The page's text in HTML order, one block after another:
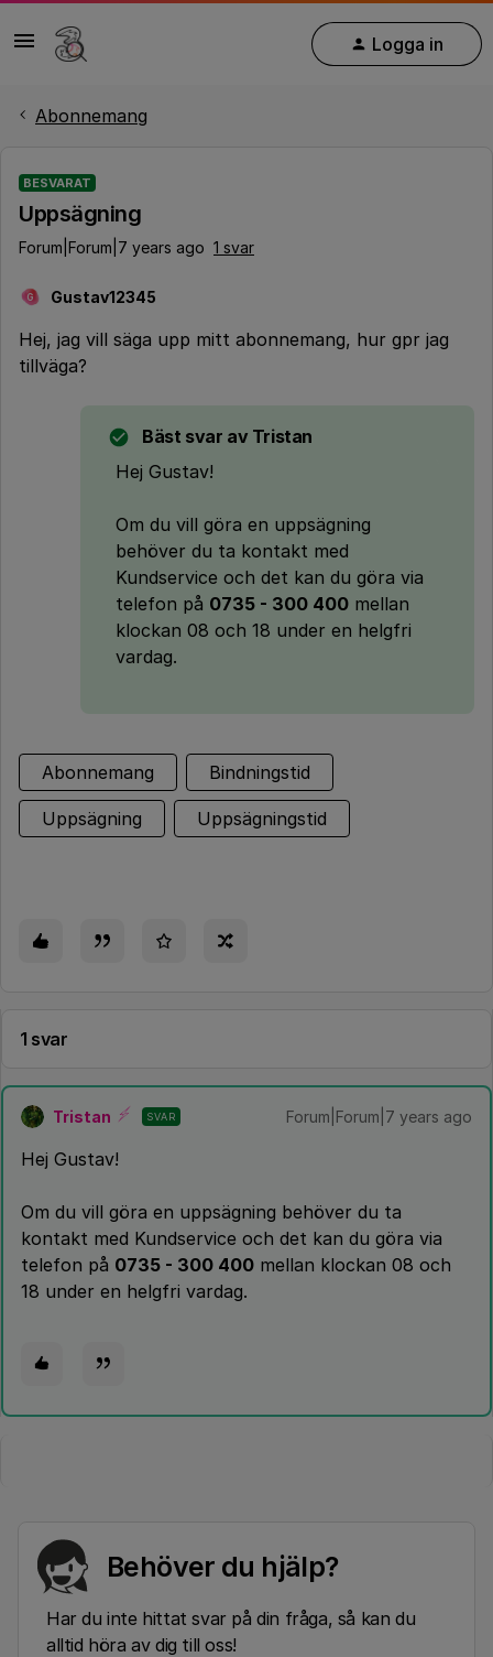
Logga in
Abonnemang
BESVARAT
Uppsägning
Forum|Forum|7 years ago 1 svar
G Gustav12345
Hej, jag vill säga upp mitt abonnemang, hur gpr jag
tillväga?
Bäst svar av Tristan
Hej Gustav!
Om du vill göra en uppsägning
behöver du ta kontakt med
Kundservice och det kan du göra via
telefon på 0735 - 300 400 mellan
klockan 08 och 18 under en helgfri
vardag.
Abonnemang Bindningstid
Uppsägning Uppsägningstid
1 svar
Tristan SVAR Forum|Forum|7 years ago
Hej Gustav!
Om du vill göra en uppsägning behöver du ta
kontakt med Kundservice och det kan du göra via
telefon på 0735 - 300 400 mellan klockan 08 och
18 under en helgfri vardag.
Behöver du hjälp?
Har du inte hittat svar på din fråga, så kan du
alltid höra av dig till oss!